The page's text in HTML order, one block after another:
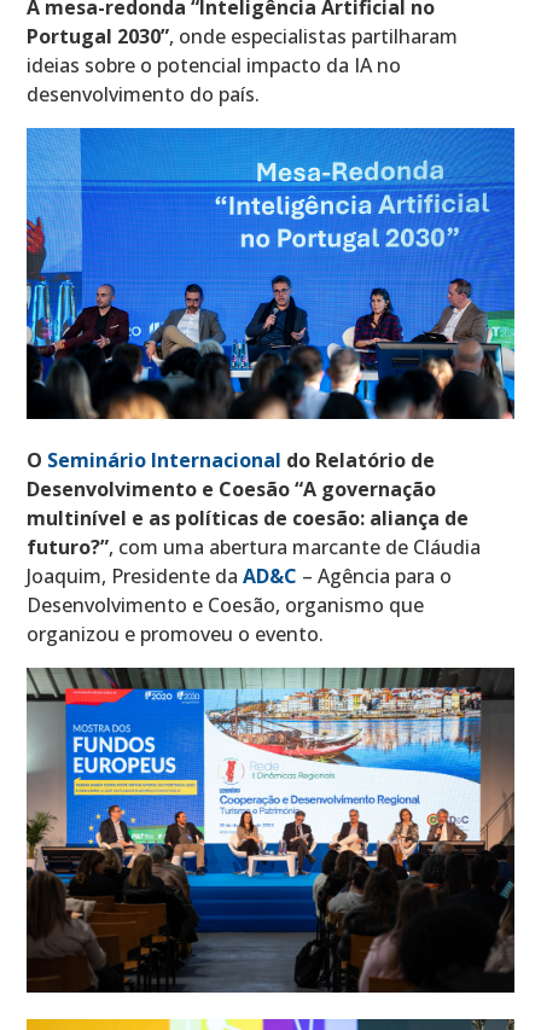
A mesa-redonda “Inteligência Artificial no
Portugal 2030”, onde especialistas partilharam
ideias sobre o potencial impacto da IA no
desenvolvimento do país.
O Seminário Internacional do Relatório de
Desenvolvimento e Coesão “A governação
multinível e as políticas de coesão: aliança de
futuro?”, com uma abertura marcante de Cláudia
Joaquim, Presidente daAD&C – Agência para o
Desenvolvimento e Coesão, organismo que
organizou e promoveu o evento.